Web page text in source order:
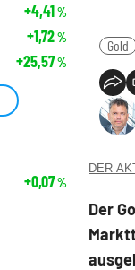
Gold
DER
Der
+4,41%
+1,72%
+25,57%
+0,07%